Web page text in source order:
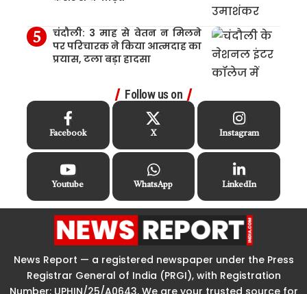
चंदौली: 3 माह से वेतन न मिलने
पर परिचारक ने किया आत्मदाह का
प्रयास, टला बड़ा हादसा
Follow us on
Facebook X Instagram
Youtube WhatsApp LinkedIn
News Report — a registered newspaper under the Press
Registrar General of India (PRGI), with Registration
Number: UPHIN/25/A0643, We are your trusted source for